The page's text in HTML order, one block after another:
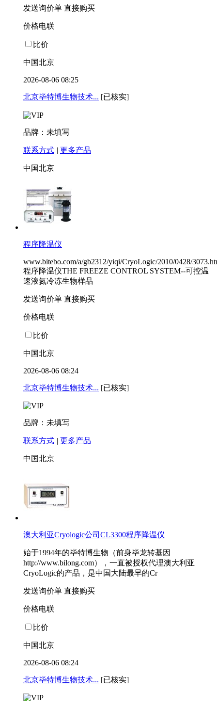
发送询价单 直接购买
价格电联
比价
中国北京
2026-08-06 08:25
北京毕特博生物技术... [已核实]
品牌：未填写
联系方式 | 更多产品
中国北京
程序降温仪
www.bitebo.com/a/gb2312/yiqi/CryoLogic/2010/0428/
程序降温仪THE FREEZE CONTROL SYSTEM--可控温
速液氮冷冻生物样品
发送询价单 直接购买
价格电联
比价
中国北京
2026-08-06 08:24
北京毕特博生物技术... [已核实]
品牌：未填写
联系方式 | 更多产品
中国北京
澳大利亚Cryologic公司CL3300程序降温仪
始于1994年的毕特博生物（前身毕龙转基因
http://www.bilong.com），一直被授权代理澳大利亚
CryoLogic的产品，是中国大陆最早的Cr
发送询价单 直接购买
价格电联
比价
中国北京
2026-08-06 08:24
北京毕特博生物技术... [已核实]